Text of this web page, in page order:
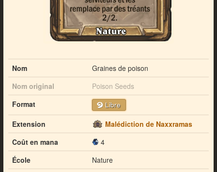
Nom
Graines de poison
Nom original
Poison Seeds
Format
Libre
Extension
Malédiction de Naxxramas
Coût en mana
4
École
Nature